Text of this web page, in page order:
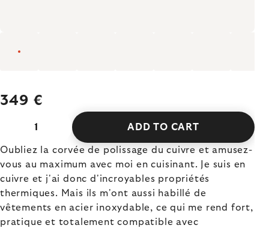
349 €
ADD TO CART
Oubliez la corvée de polissage du cuivre et amusez-
vous au maximum avec moi en cuisinant. Je suis en
cuivre et j'ai donc d'incroyables propriétés
thermiques. Mais ils m'ont aussi habillé de
vêtements en acier inoxydable, ce qui me rend fort,
pratique et totalement compatible avec